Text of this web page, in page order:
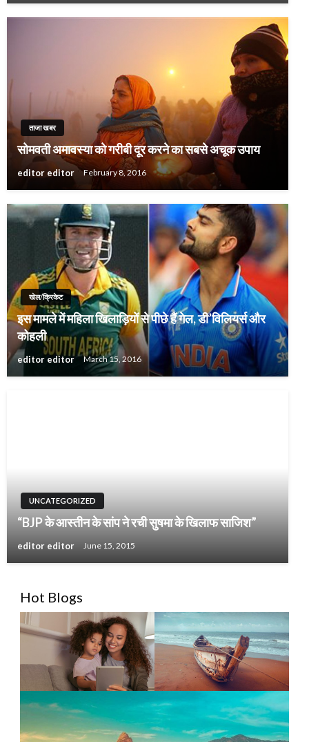
ताजा खबर
सोमवती अमावस्या को गरीबी दूर करने का सबसे अचूक उपाय
editor editor February 8, 2016
खेल/क्रिकेट
इस मामले में महिला खिलाड़‍ियों से पीछे हैं गेल, डी’विलियर्स और
कोहली
editor editor March 15, 2016
UNCATEGORIZED
“BJP के आस्तीन के सांप ने रची सुषमा के खिलाफ साजिश”
editor editor June 15, 2015
Hot Blogs